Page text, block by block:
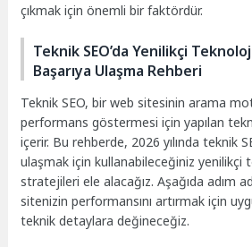
çıkmak için önemli bir faktördür.
Teknik SEO’da Yenilikçi
Başarıya Ulaşma Rehberi
Teknik SEO, bir web sitesinin arama
performans göstermesi için yapılan
içerir. Bu rehberde, 2026 yılında teknik
ulaşmak için kullanabileceğiniz yenilikçi
stratejileri ele alacağız. Aşağıda adım
sitenizin performansını artırmak için
teknik detaylara değineceğiz.